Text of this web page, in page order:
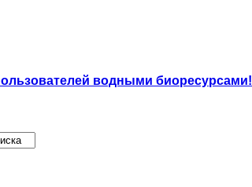
водными биоресурсами!